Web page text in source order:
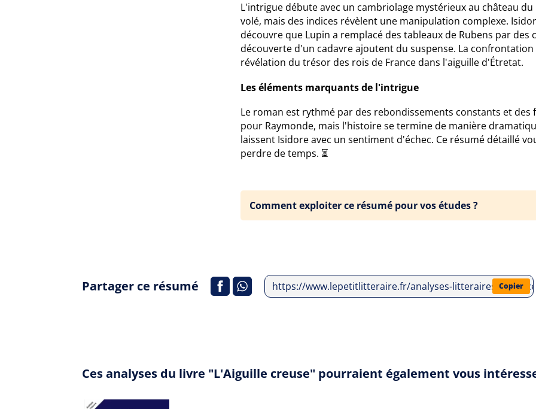
L'intrigue débute avec un cambriolage mystérieux au château
volé, mais des indices révèlent une manipulation complexe.
découvre que Lupin a remplacé des tableaux de Rubens par des
découverte d'un cadavre ajoutent du suspense. La
révélation du trésor des rois de France dans l'aiguille d'Étretat.
Les éléments marquants de l'intrigue
Le roman est rythmé par des rebondissements constants et
pour Raymonde, mais l'histoire se termine de manière
laissent Isidore avec un sentiment d'échec. Ce résumé détaillé
perdre de temps. ⏳
Comment exploiter ce résumé pour vos études ?
Partager ce résumé https://www.lepetitlitteraire.fr/analyses-litteraires/ Copier
Ces analyses du livre "L'Aiguille creuse" pourraient également vous